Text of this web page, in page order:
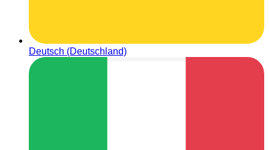
Deutsch (Deutschland)